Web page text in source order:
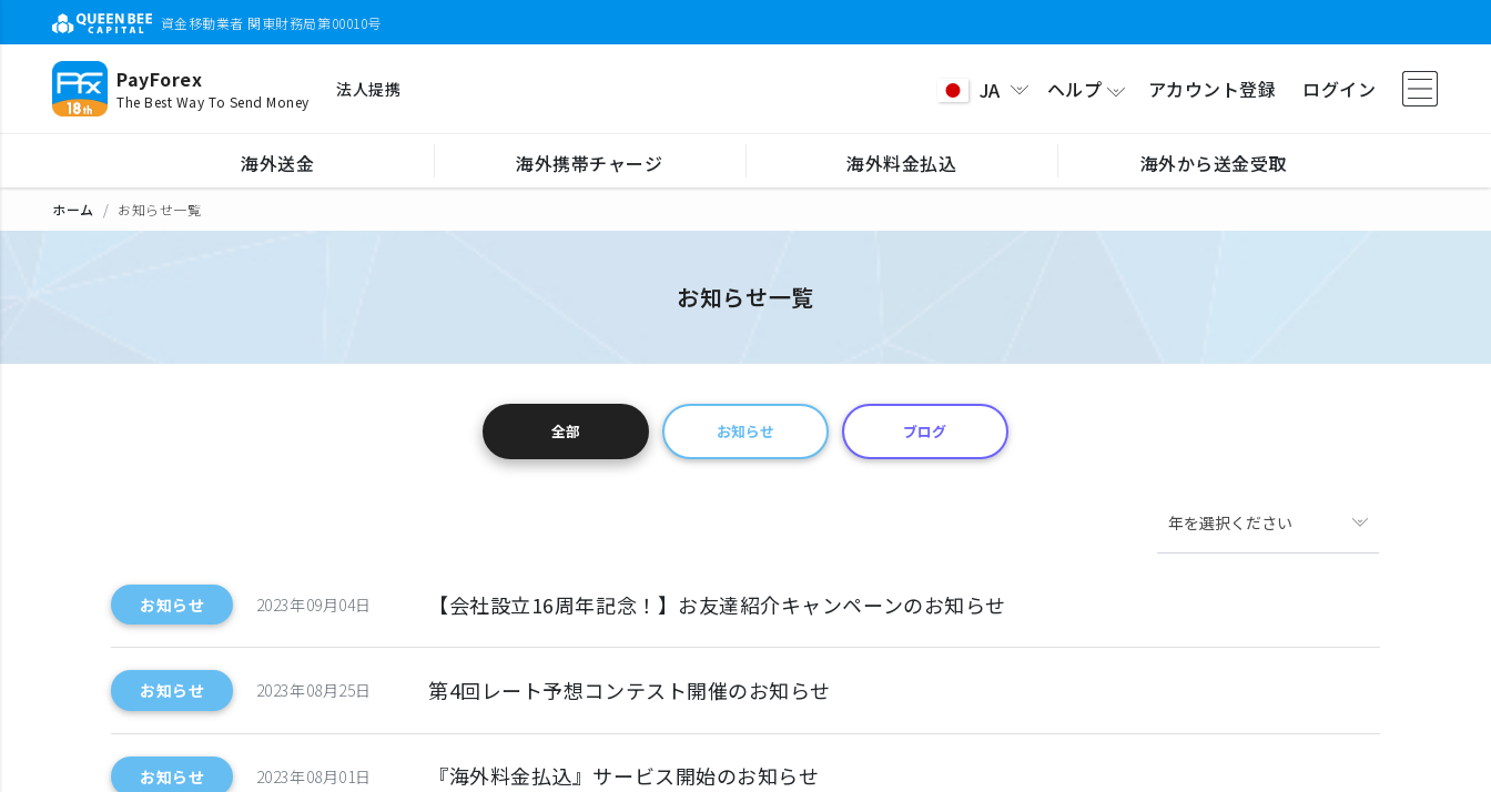
資金移動業者 関東財務局第00010号
PayForex
The Best Way To Send Money
法人提携 JA ヘルプ アカウント登録 ログイン
海外送金 海外携帯チャージ 海外料金払込 海外から送金受取
ホーム お知らせ一覧
お知らせ一覧
全部 お知らせ ブログ
年を選択ください
お知らせ 2023年09月04日 【会社設立16周年記念！】お友達紹介キャンペーンのお知らせ
お知らせ 2023年08月25日 第4回レート予想コンテスト開催のお知らせ
お知らせ 2023年08月01日 『海外料金払込』サービス開始のお知らせ